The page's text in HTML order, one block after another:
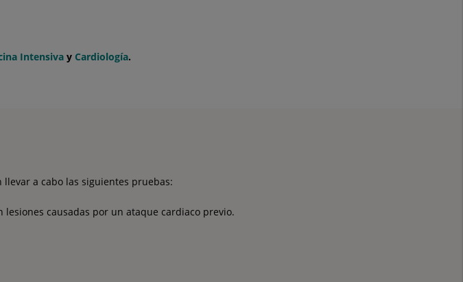
Intensiva y Cardiología.
a cabo las siguientes pruebas:
causadas por un ataque cardiaco previo.